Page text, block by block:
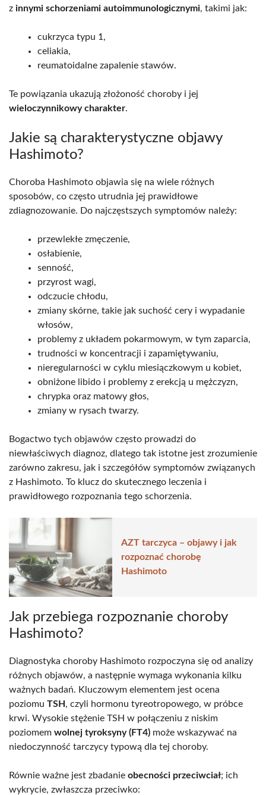
z innymi schorzeniami autoimmunologicznymi, takimi jak:
cukrzyca typu 1,
celiakia,
reumatoidalne zapalenie stawów.
Te powiązania ukazują złożoność choroby i jej
wieloczynnikowy charakter.
Jakie są charakterystyczne objawy
Hashimoto?
Choroba Hashimoto objawia się na wiele różnych
sposobów, co często utrudnia jej prawidłowe
zdiagnozowanie. Do najczęstszych symptomów należy:
przewlekłe zmęczenie,
osłabienie,
senność,
przyrost wagi,
odczucie chłodu,
zmiany skórne, takie jak suchość cery i wypadanie
włosów,
problemy z układem pokarmowym, w tym zaparcia,
trudności w koncentracji i zapamiętywaniu,
nieregularności w cyklu miesiączkowym u kobiet,
obniżone libido i problemy z erekcją u mężczyzn,
chrypka oraz matowy głos,
zmiany w rysach twarzy.
Bogactwo tych objawów często prowadzi do
niewłaściwych diagnoz, dlatego tak istotne jest zrozumienie
zarówno zakresu, jak i szczegółów symptomów związanych
z Hashimoto. To klucz do skutecznego leczenia i
prawidłowego rozpoznania tego schorzenia.
AZT tarczyca – objawy i jak
rozpoznać chorobę
Hashimoto
Jak przebiega rozpoznanie choroby
Hashimoto?
Diagnostyka choroby Hashimoto rozpoczyna się od analizy
różnych objawów, a następnie wymaga wykonania kilku
ważnych badań. Kluczowym elementem jest ocena
poziomu TSH , czyli hormonu tyreotropowego, w próbce
krwi. Wysokie stężenie TSH w połączeniu z niskim
poziomem wolnej tyroksyny (FT4) może wskazywać na
niedoczynność tarczycy typową dla tej choroby.
Równie ważne jest zbadanie obecności przeciwciał; ich
wykrycie, zwłaszcza przeciwko: